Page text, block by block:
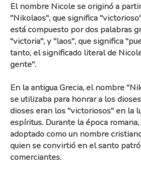
El nombre Nicole se originó a
"Nikolaos", que significa
está compuesto por dos palabras
"victoria", y "laos", que significa
tanto, el significado literal de
gente".
En la antigua Grecia, el nombre
se utilizaba para honrar a los
dioses eran los "victoriosos" en la
espíritus. Durante la época
adoptado como un nombre
quien se convirtió en el santo
comerciantes.